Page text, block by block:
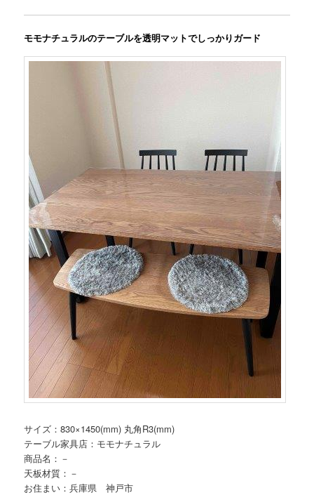
モモナチュラルのテーブルを透明マットでしっかりガード
サイズ：830×1450(mm) 丸角R3(mm)
テーブル家具店：モモナチュラル
商品名：－
天板材質：－
お住まい：兵庫県 神戸市